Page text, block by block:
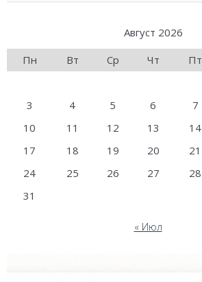
Август 2026
Пн
Вт Ср Чт Пт
3
4 5 6 7
10
11 12 13 14
17
18 19 20 21
24
25 26 27 28
31
« Июл